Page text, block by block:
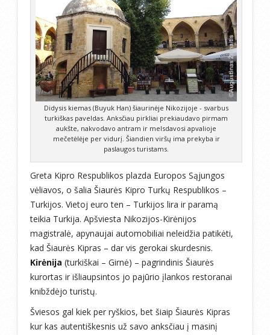
Didysis kiemas (Buyuk Han) šiaurinėje Nikozijoje - svarbus
turkiškas paveldas. Anksčiau pirkliai prekiaudavo pirmam
aukšte, nakvodavo antram ir melsdavosi apvalioje
mečetėlėje per vidurį. Šiandien viršų ima prekyba ir
paslaugos turistams.
Greta Kipro Respublikos plazda Europos Sąjungos
vėliavos, o šalia Šiaurės Kipro Turkų Respublikos –
Turkijos. Vietoj euro ten – Turkijos lira ir paramą
teikia Turkija. Apšviesta Nikozijos-Kirėnijos
magistralė, apynaujai automobiliai neleidžia patikėti,
kad Šiaurės Kipras – dar vis gerokai skurdesnis.
Kirėnija (turkiškai – Girnė) – pagrindinis Šiaurės
kurortas ir išliaupsintos jo pajūrio įlankos restoranai
knibždėjo turistų.
Šviesos gal kiek per ryškios, bet šiaip Šiaurės Kipras
kur kas autentiškesnis už savo anksčiau į masinį